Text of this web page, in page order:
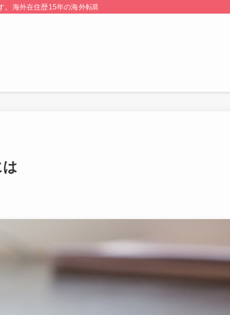
海外在住歴15年の海外転職のプロが監修・運営しています。